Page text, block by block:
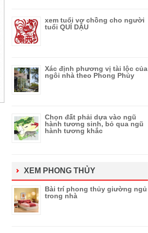
xem tuổi vợ chồng cho người
tuổi QUÍ DẬU
Xác định phương vị tài lộc của
ngôi nhà theo Phong Phủy
Chọn đất phải dựa vào ngũ
hành tương sinh, bỏ qua ngũ
hành tương khắc
XEM PHONG THỦY
Bài trí phong thủy giường ngủ
trong nhà